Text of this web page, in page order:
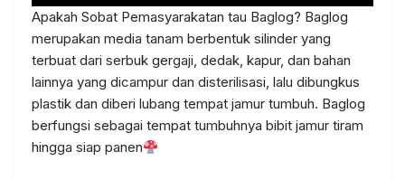
Apakah Sobat Pemasyarakatan tau Baglog? Baglog
merupakan media tanam berbentuk silinder yang
terbuat dari serbuk gergaji, dedak, kapur, dan bahan
lainnya yang dicampur dan disterilisasi, lalu dibungkus
plastik dan diberi lubang tempat jamur tumbuh. Baglog
berfungsi sebagai tempat tumbuhnya bibit jamur tiram
hingga siap panen